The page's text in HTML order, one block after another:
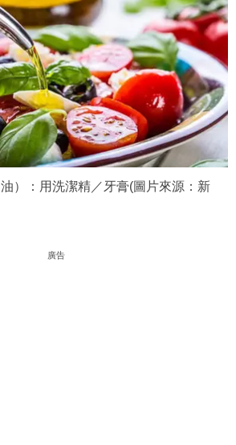
）：用洗潔精／牙膏(圖片來源：新
廣告